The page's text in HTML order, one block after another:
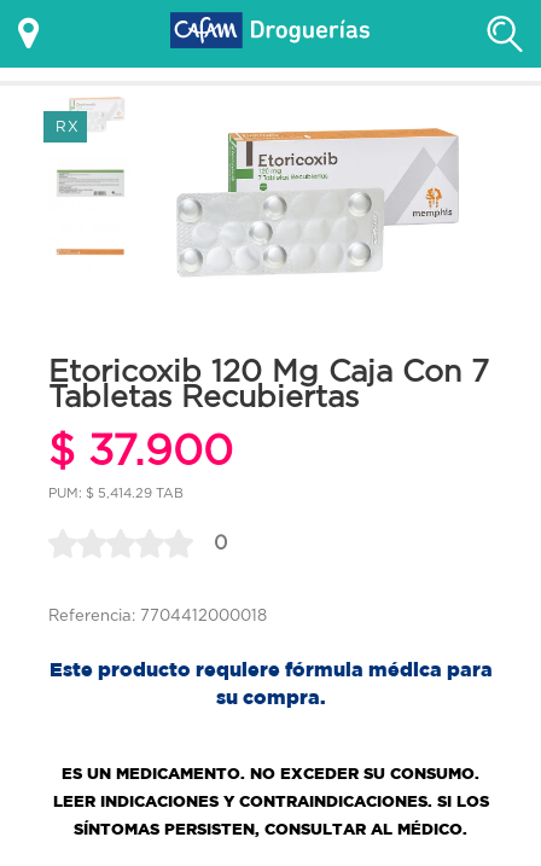
RX
Etoricoxib 120 Mg Caja Con 7
Tabletas Recubiertas
$ 37.900
PUM: $ 5,414.29 TAB
0
Referencia: 7704412000018
Este producto requiere fórmula médica para
su compra.
ES UN MEDICAMENTO. NO EXCEDER SU CONSUMO.
LEER INDICACIONES Y CONTRAINDICACIONES. SI LOS
SÍNTOMAS PERSISTEN, CONSULTAR AL MÉDICO.